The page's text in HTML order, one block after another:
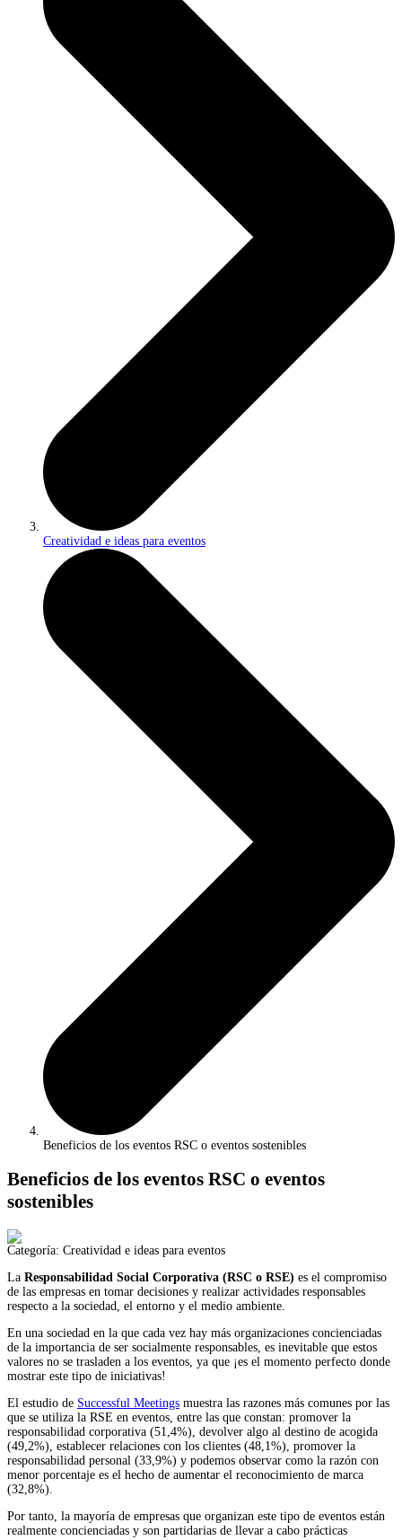
Creatividad e ideas para eventos
Beneficios de los eventos RSC o eventos sostenibles
Beneficios de los eventos RSC o eventos
sostenibles
Categoría: Creatividad e ideas para eventos
La Responsabilidad Social Corporativa (RSC o RSE) es el compromiso
de las empresas en tomar decisiones y realizar actividades responsables
respecto a la sociedad, el entorno y el medio ambiente.
En una sociedad en la que cada vez hay más organizaciones concienciadas
de la importancia de ser socialmente responsables, es inevitable que estos
valores no se trasladen a los eventos, ya que ¡es el momento perfecto donde
mostrar este tipo de iniciativas!
El estudio de Successful Meetings muestra las razones más comunes por las
que se utiliza la RSE en eventos, entre las que constan: promover la
responsabilidad corporativa (51,4%), devolver algo al destino de acogida
(49,2%), establecer relaciones con los clientes (48,1%), promover la
responsabilidad personal (33,9%) y podemos observar como la razón con
menor porcentaje es el hecho de aumentar el reconocimiento de marca
(32,8%).
Por tanto, la mayoría de empresas que organizan este tipo de eventos están
realmente concienciadas y son partidarias de llevar a cabo prácticas